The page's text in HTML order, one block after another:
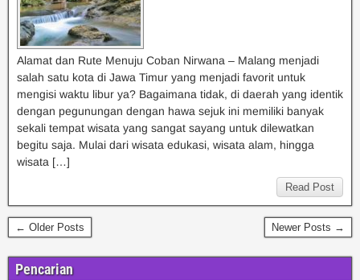
Alamat dan Rute Menuju Coban Nirwana – Malang menjadi
salah satu kota di Jawa Timur yang menjadi favorit untuk
mengisi waktu libur ya? Bagaimana tidak, di daerah yang identik
dengan pegunungan dengan hawa sejuk ini memiliki banyak
sekali tempat wisata yang sangat sayang untuk dilewatkan
begitu saja. Mulai dari wisata edukasi, wisata alam, hingga
wisata […]
Read Post
← Older Posts Newer Posts →
Pencarian